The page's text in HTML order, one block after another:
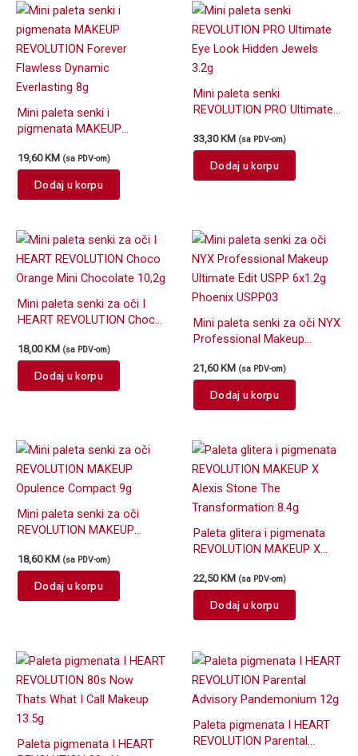
Mini paleta senki i
pigmenata MAKEUP
Flawless Dynamic
Everlasting 8g
19,60KM (sa PDV-om)
Dodaj u korpu
Mini paleta senki
REVOLUTION PRO Ultimate
3.2g
33,30KM (sa PDV-om)
Dodaj u korpu
Mini paleta senki za oči I
HEART REVOLUTION Choco
10,2g
18,00 KM (sa PDV-om)
Dodaj u korpu
Mini paleta senki za oči NYX
Professional Makeup
Phoenix USPP03
21,60 KM (sa PDV-om)
Dodaj u korpu
Mini paleta senki za oči
REVOLUTION MAKEUP
18,60 KM (sa PDV-om)
Dodaj u korpu
Paleta glitera i pigmenata
REVOLUTION MAKEUP X
Transformation 8.4g
22,50 KM (sa PDV-om)
Dodaj u korpu
Paleta pigmenata I HEART
Paleta pigmenata I HEART
REVOLUTION Parental